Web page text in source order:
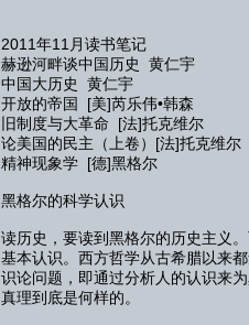
2011年11月读书笔记
赫逊河畔谈中国历史 黄仁宇
中国大历史 黄仁宇
开放的帝国 [美]芮乐伟•韩森
旧制度与大革命 [法]托克维尔
论美国的民主（上卷）[法]托克维尔
精神现象学 [德]黑格尔
黑格尔的科学认识
读历史，要读到黑格尔的历史主义
基本认识。西方哲学从古希腊以来
识论问题，即通过分析人的认识来
真理到底是何样的。